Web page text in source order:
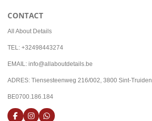
CONTACT
All About Details
TEL: +32498443274
EMAIL: info@allaboutdetails.be
ADRES: Tiensesteenweg 216/002, 3800 Sint-Truiden
BE0700.186.184
F
I
W